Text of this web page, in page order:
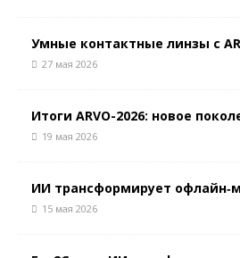
Умные контактные линзы с
27 мая 2026
Итоги ARVO-2026: новое
19 мая 2026
ИИ трансформирует
15 мая 2026